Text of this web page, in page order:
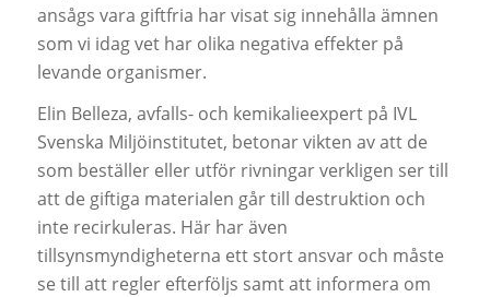
ansågs vara giftfria har visat sig innehålla ämnen
som vi idag vet har olika negativa effekter på
levande organismer.
Elin Belleza, avfalls- och kemikalieexpert på IVL
Svenska Miljöinstitutet, betonar vikten av att de
som beställer eller utför rivningar verkligen ser till
att de giftiga materialen går till destruktion och
inte recirkuleras. Här har även
tillsynsmyndigheterna ett stort ansvar och måste
se till att regler efterföljs samt att informera om